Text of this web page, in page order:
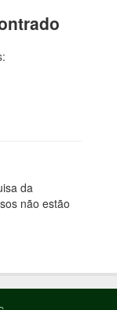
da
não estão